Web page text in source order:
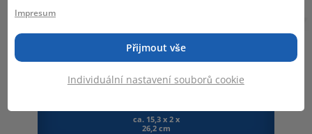
8 +
ca. 15,3 x 2 x
26,2 cm
Impresum
Přijmout vše
Individuální nastavení souborů cookie